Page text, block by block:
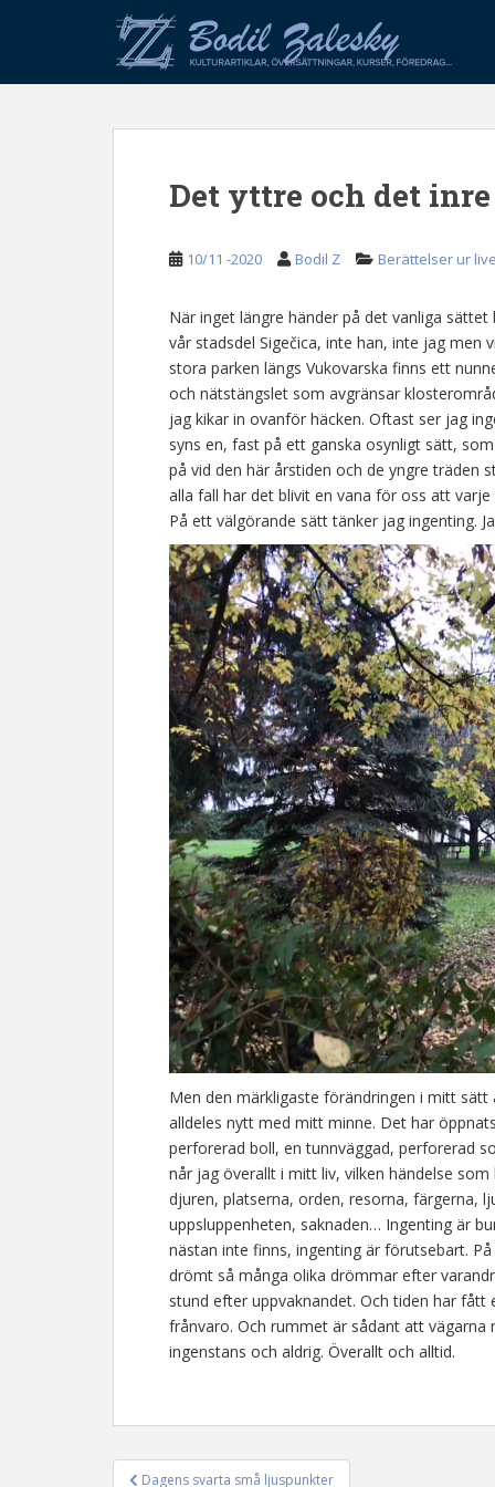
p
Det yttre och det inre
10/11 -2020 Bodil Z Berättelser ur
När inget längre händer på det vanliga
vår stadsdel Sigečica, inte han, inte jag men
stora parken längs Vukovarska finns ett
och nätstängslet som avgränsar
jag kikar in ovanför häcken. Oftast ser jag
syns en, fast på ett ganska osynligt sätt,
på vid den här årstiden och de yngre träden
alla fall har det blivit en vana för oss att
På ett välgörande sätt tänker jag ingenting.
Men den märkligaste förändringen i mitt
alldeles nytt med mitt minne. Det har
perforerad boll, en tunnväggad, perforerad
når jag överallt i mitt liv, vilken händelse
djuren, platserna, orden, resorna, färgerna,
uppsluppenheten, saknaden… Ingenting är
nästan inte finns, ingenting är förutsebart.
drömt så många olika drömmar efter
stund efter uppvaknandet. Och tiden har
frånvaro. Och rummet är sådant att vägarna
ingenstans och aldrig. Överallt och alltid.
Dagens svarta små ljuspunkter